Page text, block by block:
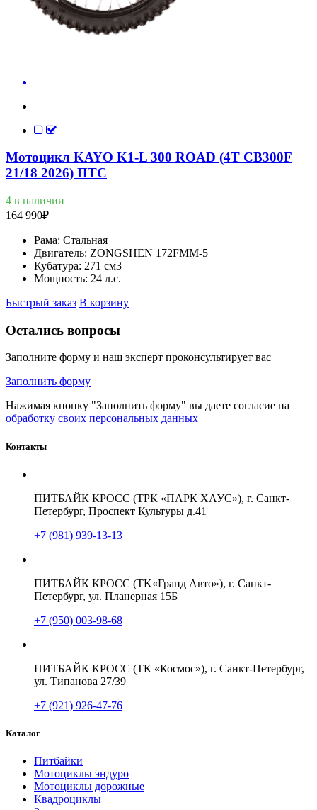
Мотоцикл KAYO K1-L 300 ROAD (4T CB300F
21/18 2026) ПТС
4 в наличии
164 990₽
Рама: Стальная
Двигатель: ZONGSHEN 172FMM-5
Кубатура: 271 см3
Мощность: 24 л.с.
Быстрый заказ В корзину
Остались вопросы
Заполните форму и наш эксперт проконсультирует вас
Заполнить форму
Нажимая кнопку "Заполнить форму" вы даете согласие на
обработку своих персональных данных
Контакты
ПИТБАЙК КРОСС (ТРК «ПАРК ХАУС»), г. Санкт-
Петербург, Проспект Культуры д.41
+7 (981) 939-13-13
ПИТБАЙК КРОСС (TK«Гранд Авто»), г. Санкт-
Петербург, ул. Планерная 15Б
+7 (950) 003-98-68
ПИТБАЙК КРОСС (ТК «Космос»), г. Санкт-Петербург,
ул. Типанова 27/39
+7 (921) 926-47-76
Каталог
Питбайки
Мотоциклы эндуро
Мотоциклы дорожные
Квадроциклы